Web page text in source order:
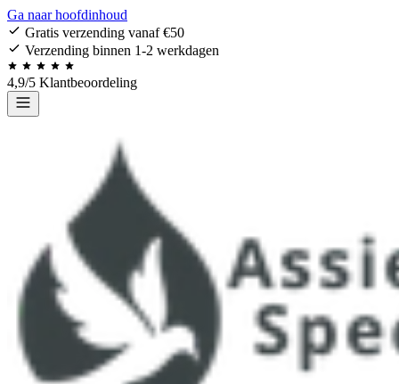
Ga naar hoofdinhoud
Gratis verzending vanaf €50
Verzending binnen 1-2 werkdagen
4,9/5 Klantbeoordeling